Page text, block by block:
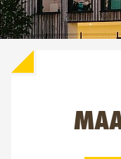
Modellen
Over ons